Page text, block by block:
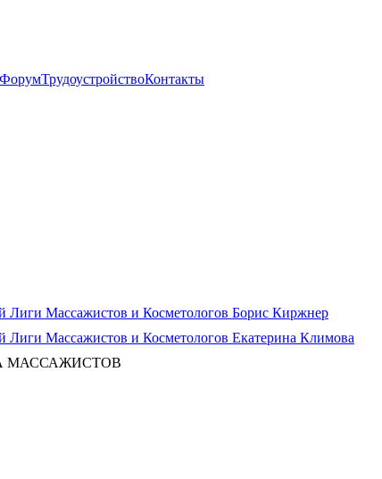
ФорумТрудоустройствоКонтакты
МАССАЖИСТОВ